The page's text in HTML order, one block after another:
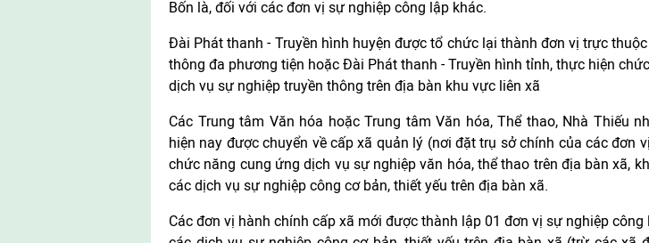
Bốn là, đối với các đơn vị sự nghiệp công lập khác.
Đài Phát thanh - Truyền hình huyện được tổ chức lại thành đơn vị trực
thông đa phương tiện hoặc Đài Phát thanh - Truyền hình tỉnh, thực hiện
dịch vụ sự nghiệp truyền thông trên địa bàn khu vực liên xã
Các Trung tâm Văn hóa hoặc Trung tâm Văn hóa, Thể thao, Nhà Thiếu
hiện nay được chuyển về cấp xã quản lý (nơi đặt trụ sở chính của các đơn
chức năng cung ứng dịch vụ sự nghiệp văn hóa, thể thao trên địa bàn xã,
các dịch vụ sự nghiệp công cơ bản, thiết yếu trên địa bàn xã.
Các đơn vị hành chính cấp xã mới được thành lập 01 đơn vị sự nghiệp công